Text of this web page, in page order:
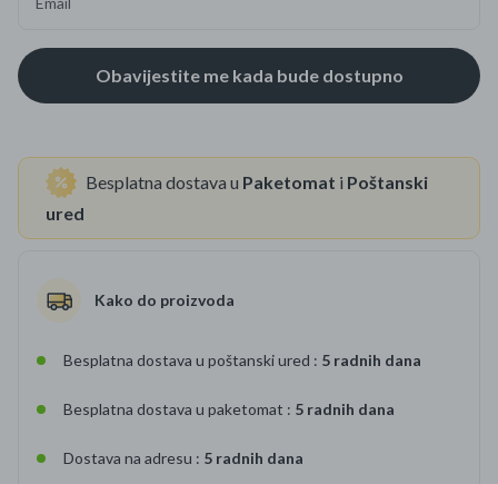
Besplatna dostava u Paketomat i Poštanski
ured
Kako do proizvoda
Besplatna dostava u poštanski ured : 5 radnih dana
Besplatna dostava u paketomat : 5 radnih dana
Dostava na adresu : 5 radnih dana